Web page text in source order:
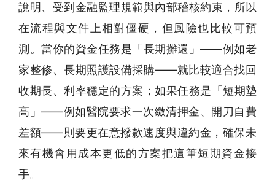
說明、受到金融監理規範與內部稽核約束，所以
在流程與文件上相對僵硬，但風險也比較可預
測。當你的資金任務是「長期攤還」——例如老
家整修、長期照護設備採購——就比較適合找回
收期長、利率穩定的方案；如果任務是「短期墊
高」——例如醫院要求一次繳清押金、開刀自費
差額——則要更在意撥款速度與違約金，確保未
來有機會用成本更低的方案把這筆短期資金接
手。